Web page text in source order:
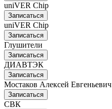
uniVER Chip
Записаться
uniVER Chip
Записаться
Глушители
Записаться
ДИАВТЭК
Записаться
Мостаков Алексей Евгеньевич
Записаться
СВК